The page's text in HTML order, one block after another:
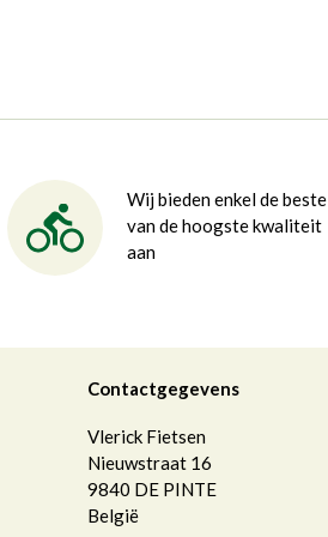
Wij bieden enkel de beste
van de hoogste kwaliteit
aan
Contactgegevens
Vlerick Fietsen
Nieuwstraat 16
9840 DE PINTE
België